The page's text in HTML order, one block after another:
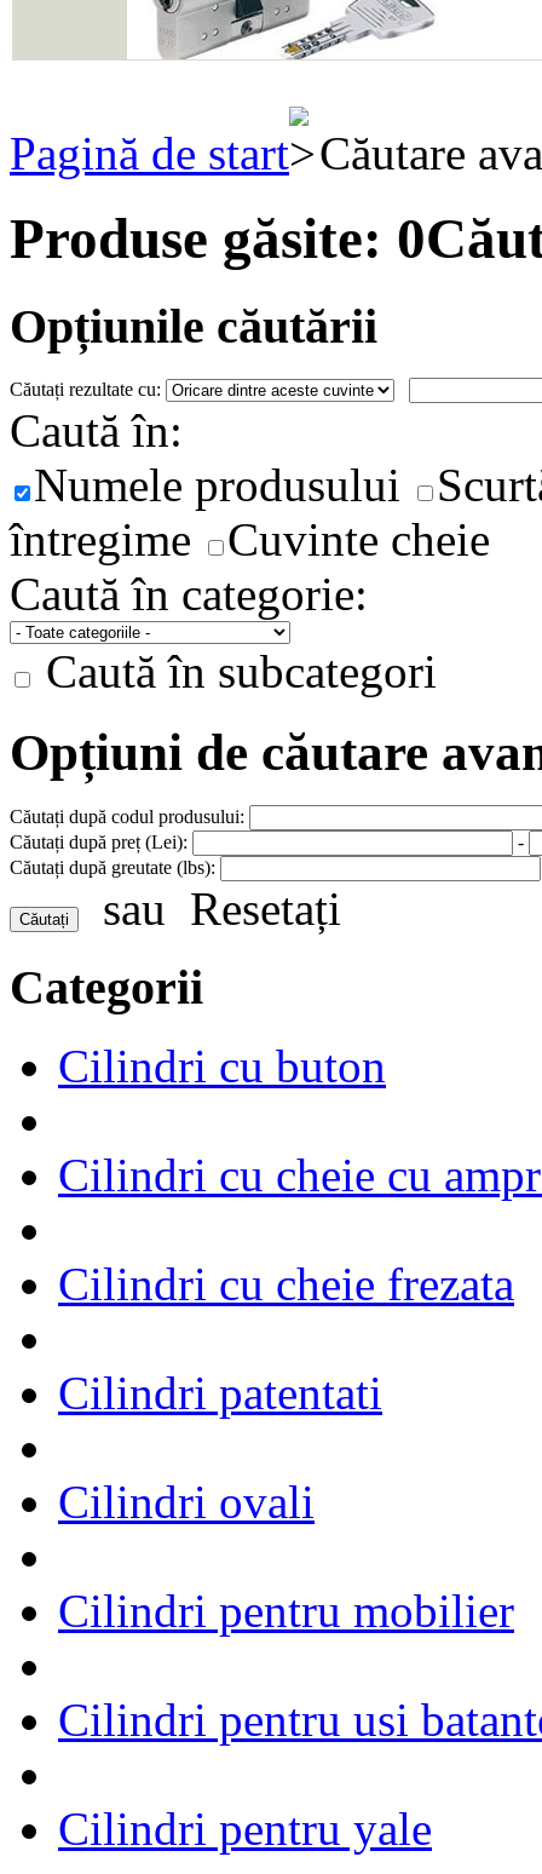
Pagină de start Căutare
Produse găsite: 0
Opțiunile căutării
Căutați rezultate cu:
Caută în:
Numele produsului
întregime
Cuvinte cheie
Caută în categorie:
Caută în subcategori
Opțiuni de căutare
Căutați după codul produsului:
Căutați după preț (Lei):
-
Căutați după greutate (lbs):
sau Resetați
Categorii
Cilindri cu buton
Cilindri cu cheie cu
Cilindri cu cheie frezata
Cilindri patentati
Cilindri ovali
Cilindri pentru mobilier
Cilindri pentru usi
Cilindri pentru yale